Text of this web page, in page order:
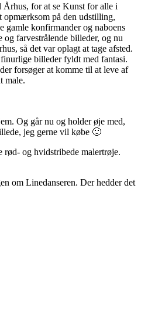
for at se Kunst for alle i
opmærksom på den udstilling,
gamle konfirmander og naboens
farvestrålende billeder, og nu
så det var oplagt at tage afsted.
billeder fyldt med fantasi.
forsøger at komme til at leve af
male.
Og går nu og holder øje med,
jeg gerne vil købe 🙂
rød- og hvidstribede malertrøje.
om Linedanseren. Der hedder det